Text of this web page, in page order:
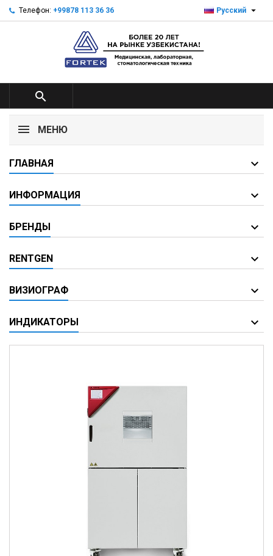
Телефон: +99878 113 36 36 Русский 

МЕНЮ
ГЛАВНАЯ
ИНФОРМАЦИЯ
БРЕНДЫ
RENTGEN
ВИЗИОГРАФ
ИНДИКАТОРЫ